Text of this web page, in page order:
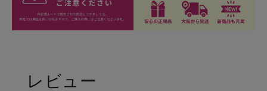
レビュー